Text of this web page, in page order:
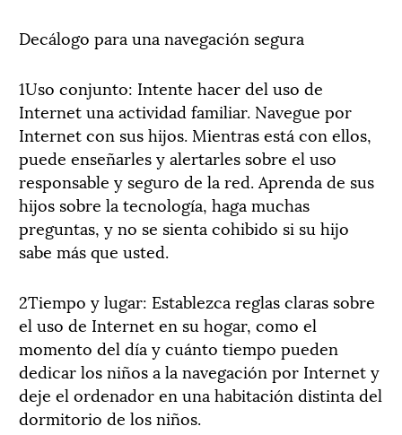
Decálogo para una navegación segura
1Uso conjunto: Intente hacer del uso de
Internet una actividad familiar. Navegue por
Internet con sus hijos. Mientras está con ellos,
puede enseñarles y alertarles sobre el uso
responsable y seguro de la red. Aprenda de sus
hijos sobre la tecnología, haga muchas
preguntas, y no se sienta cohibido si su hijo
sabe más que usted.
2Tiempo y lugar: Establezca reglas claras sobre
el uso de Internet en su hogar, como el
momento del día y cuánto tiempo pueden
dedicar los niños a la navegación por Internet y
deje el ordenador en una habitación distinta del
dormitorio de los niños.